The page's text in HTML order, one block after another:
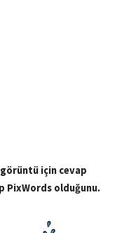
görüntü için cevap
PixWords olduğunu.